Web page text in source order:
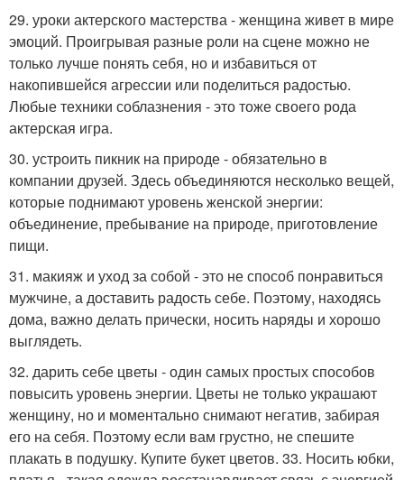
29. уроки актерского мастерства - женщина живет в мире
эмоций. Проигрывая разные роли на сцене можно не
только лучше понять себя, но и избавиться от
накопившейся агрессии или поделиться радостью.
Любые техники соблазнения - это тоже своего рода
актерская игра.
30. устроить пикник на природе - обязательно в
компании друзей. Здесь объединяются несколько вещей,
которые поднимают уровень женской энергии:
объединение, пребывание на природе, приготовление
пищи.
31. макияж и уход за собой - это не способ понравиться
мужчине, а доставить радость себе. Поэтому, находясь
дома, важно делать прически, носить наряды и хорошо
выглядеть.
32. дарить себе цветы - один самых простых способов
повысить уровень энергии. Цветы не только украшают
женщину, но и моментально снимают негатив, забирая
его на себя. Поэтому если вам грустно, не спешите
плакать в подушку. Купите букет цветов. 33. Носить юбки,